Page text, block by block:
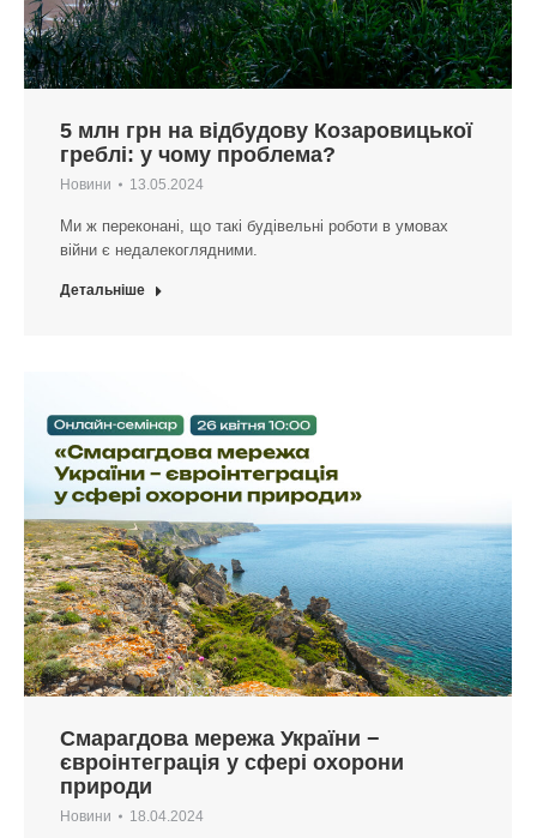
5 млн грн на відбудову Козаровицької
греблі: у чому проблема?
Новини 13.05.2024
Ми ж переконані, що такі будівельні роботи в умовах
війни є недалекоглядними.
Детальніше
Смарагдова мережа України −
євроінтеграція у сфері охорони
природи
Новини 18.04.2024